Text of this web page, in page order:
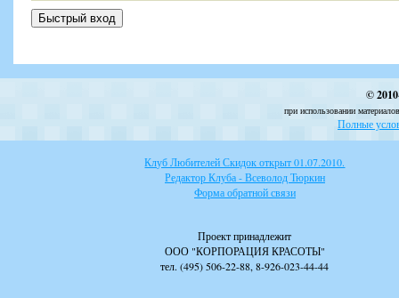
©
при использовании
Полные
Клуб Любителей Скидок открыт 01.07.2010.
Редактор Клуба - Всеволод Тюркин
Форма обратной связи
Проект принадлежит
ООО "КОРПОРАЦИЯ КРАСОТЫ"
тел. (495) 506-22-88, 8-926-023-44-44